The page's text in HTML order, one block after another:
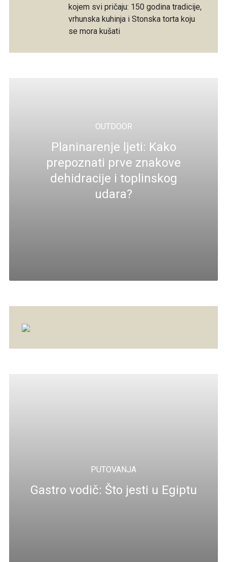
kojem svi pričaju: 150 godina tradicije,
vrhunska kuhinja i Stonska torta koju
se mora kušati
OUTDOOR
Planinarenje ljeti: Kako
prepoznati prve znakove
dehidracije i toplinskog
udara?
PUTOVANJA
Gastro vodič: Što jesti u Egiptu